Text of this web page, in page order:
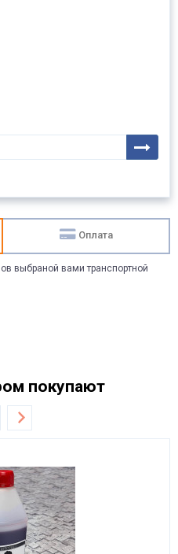
Оплата
выбраной вами транспортной
покупают